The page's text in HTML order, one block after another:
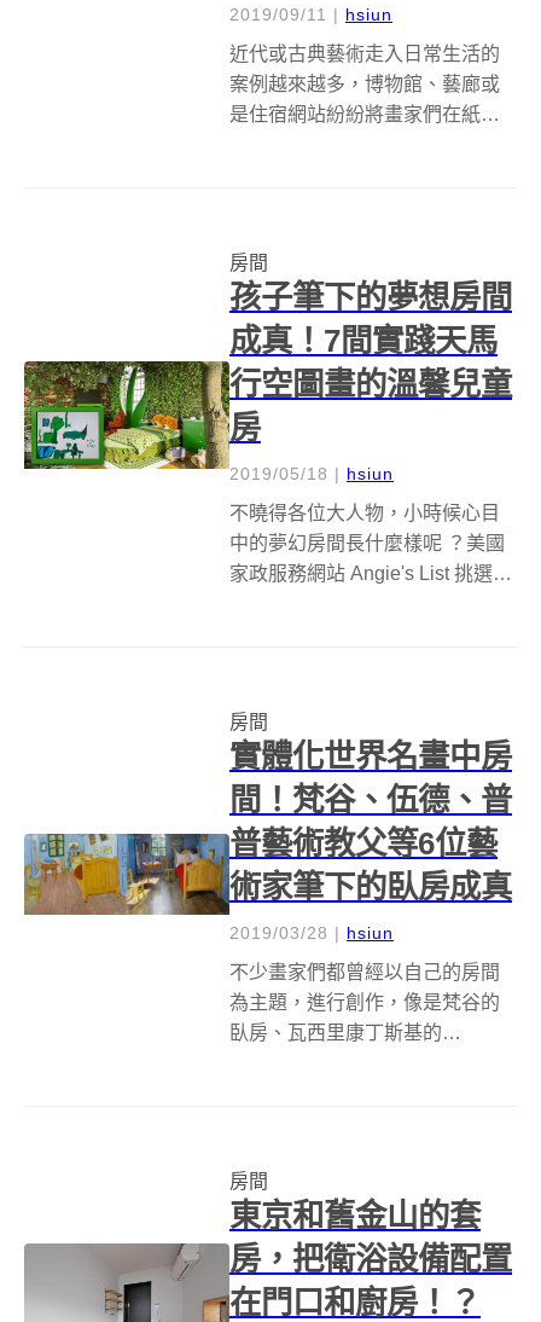
2019/09/11 | hsiun
近代或古典藝術走入日常生活的
案例越來越多，博物館、藝廊或
是住宿網站紛紛將畫家們在紙上
Edward Hopper ...
房間
孩子筆下的夢想房間
成真！7間實踐天馬
行空圖畫的溫馨兒童
房
2019/05/18 | hsiun
不曉得各位大人物，小時候心目
中的夢幻房間長什麼樣呢 ？美國
家政服務網站 Angie's List 挑選了
驚艷與讚嘆，像是 7 歲的...
房間
實體化世界名畫中房
間！梵谷、伍德、普
普藝術教父等6位藝
術家筆下的臥房成真
2019/03/28 | hsiun
不少畫家們都曾經以自己的房間
為主題，進行創作，像是梵谷的
臥房、瓦西里康丁斯基的
勢，對於總是要求新求變、求...
房間
東京和舊金山的套
房，把衛浴設備配置
在門口和廚房！？